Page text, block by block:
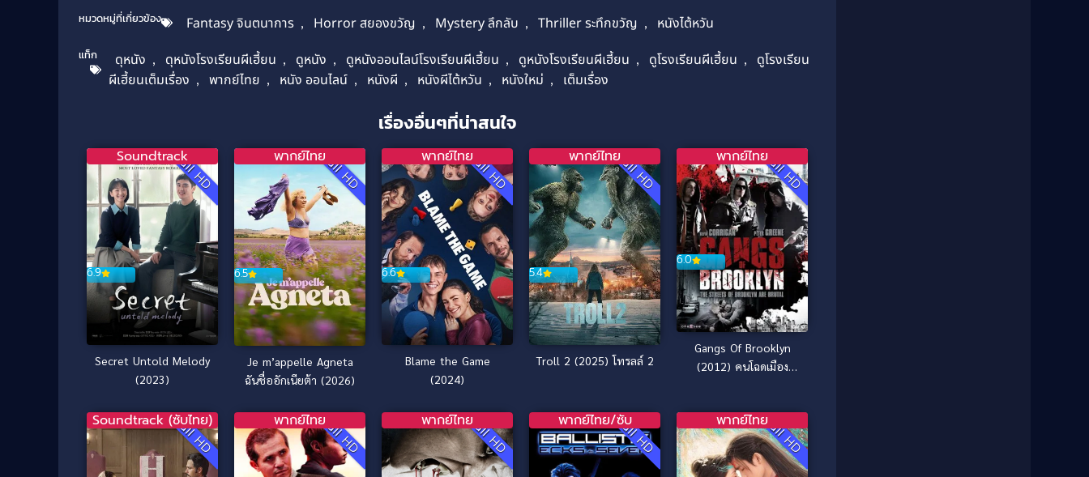
หมวดหมู่ที่เกี่ยวข้อง
Fantasy จินตนาการ , Horror สยองขวัญ , Mystery ลึกลับ , Thriller ระทึกขวัญ , หนังไต้หวัน
แท็ก ดุหนัง , ดุหนังโรงเรียนผีเฮี้ยน , ดูหนัง , ดูหนังออนไลน์โรงเรียนผีเฮี้ยน , ดูหนังโรงเรียนผีเฮี้ยน , ดูโรงเรียนผีเฮี้ยน ,
ดูโรงเรียน
ผีเฮี้ยนเต็มเรื่อง , พากย์ไทย , หนัง ออนไลน์ , หนังผี , หนังผีไต้หวัน , หนังใหม่ , เต็มเรื่อง
เรื่องอื่นๆที่น่าสนใจ
Full HD
6.9
Soundtrack
Secret Untold Melody
(2023)
Full HD
6.5
พากย์ไทย
Je m’appelle Agneta
ฉันชื่ออักเนียต้า (2026)
Full HD
6.6
พากย์ไทย
Blame the Game
(2024)
Full HD
5.4
พากย์ไทย
Troll 2 (2025) โทรลล์ 2
Full HD
6.0
พากย์ไทย
Gangs Of Brooklyn
(2012) คนโฉดเมือง
Full HD
Soundtrack (ซับไทย) Full HD
พากย์ไทย Full HD
พากย์ไทย Full HD
พากย์ไทย/ซับ Full HD
พากย์ไทย